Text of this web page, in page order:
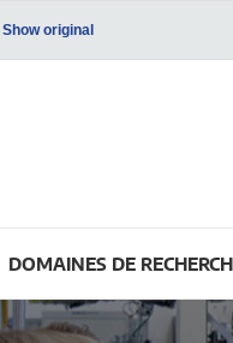
Show original
DOMAINES DE